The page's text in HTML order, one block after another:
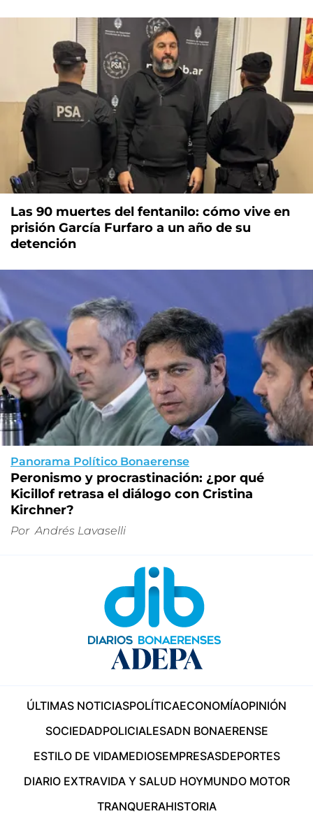
Las 90 muertes del fentanilo: cómo vive en
prisión García Furfaro a un año de su
detención
Panorama Político Bonaerense
Peronismo y procrastinación: ¿por qué
Kicillof retrasa el diálogo con Cristina
Kirchner?
Por Andrés Lavaselli
ÚLTIMAS NOTICIASPOLÍTICAECONOMÍAOPINIÓN
SOCIEDADPOLICIALESADN BONAERENSE
ESTILO DE VIDAMEDIOSEMPRESASDEPORTES
DIARIO EXTRAVIDA Y SALUD HOYMUNDO MOTOR
TRANQUERAHISTORIA